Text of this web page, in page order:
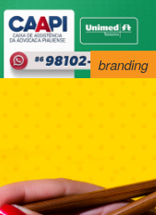
branding